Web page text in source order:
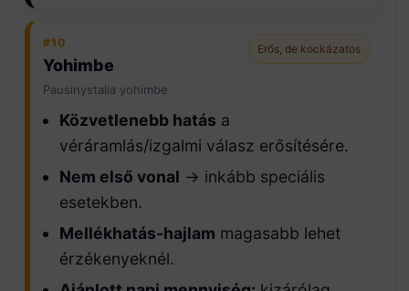
#10
Yohimbe
Pausinystalia yohimbe
Erős, de kockázatos
Közvetlenebb hatás a
véráramlás/izgalmi válasz erősítésére.
Nem első vonal → inkább speciális
esetekben.
Mellékhatás-hajlam magasabb lehet
érzékenyeknél.